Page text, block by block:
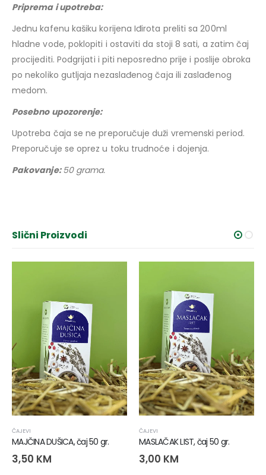
Priprema i upotreba:
Jednu kafenu kašiku korijena Iđirota preliti sa 200ml
hladne vode, poklopiti i ostaviti da stoji 8 sati, a zatim čaj
procijediti. Podgrijati i piti neposredno prije i poslije obroka
po nekoliko gutljaja nezaslađenog čaja ili zaslađenog
medom.
Posebno upozorenje:
Upotreba čaja se ne preporučuje duži vremenski period.
Preporučuje se oprez u toku trudnoće i dojenja.
Pakovanje:50 grama.
Slični Proizvodi
ČAJEVI
MAJČINA DUŠICA, čaj 50 gr.
3,50 KM
ČAJEVI
MASLAČAK LIST, čaj 50 gr.
3,00 KM